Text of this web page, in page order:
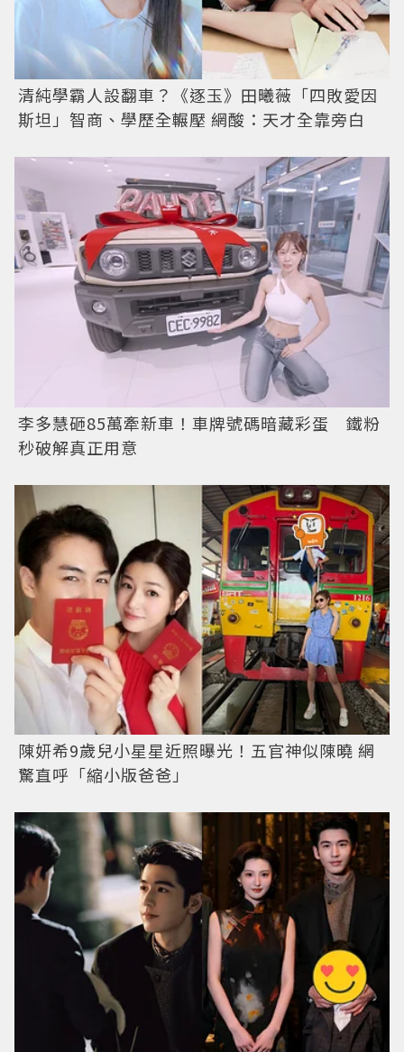
清純學霸人設翻車？《逐玉》田曦薇「四敗愛因
斯坦」智商、學歷全輾壓 網酸：天才全靠旁白
李多慧砸85萬牽新車！車牌號碼暗藏彩蛋 鐵粉
秒破解真正用意
陳妍希9歲兒小星星近照曝光！五官神似陳曉 網
驚直呼「縮小版爸爸」